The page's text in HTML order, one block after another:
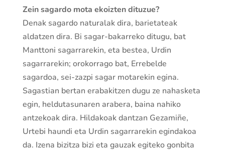
Zein sagardo mota ekoizten dituzue?
Denak sagardo naturalak dira, barietateak
aldatzen dira. Bi sagar-bakarreko ditugu, bat
Manttoni sagarrarekin, eta bestea, Urdin
sagarrarekin; orokorrago bat, Errebelde
sagardoa, sei-zazpi sagar motarekin egina.
Sagastian bertan erabakitzen dugu ze nahasketa
egin, heldutasunaren arabera, baina nahiko
antzekoak dira. Hildakoak dantzan Gezamiñe,
Urtebi haundi eta Urdin sagarrarekin egindakoa
da. Izena bizitza bizi eta gauzak egiteko gonbita